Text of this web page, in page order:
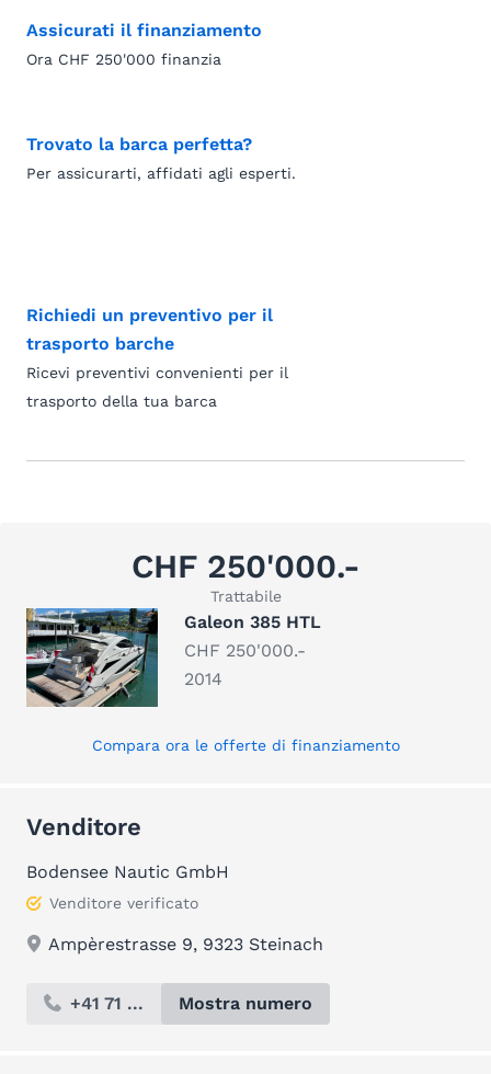
Assicurati il finanziamento
Ora CHF 250'000 finanzia
Trovato la barca perfetta?
Per assicurarti, affidati agli esperti.
Richiedi un preventivo per il
trasporto barche
Ricevi preventivi convenienti per il
trasporto della tua barca
CHF 250'000.-
Trattabile
Galeon 385 HTL
CHF 250'000.-
2014
Compara ora le offerte di finanziamento
Venditore
Bodensee Nautic GmbH
Venditore verificato
Ampèrestrasse 9, 9323 Steinach
+41 71 ... Mostra numero